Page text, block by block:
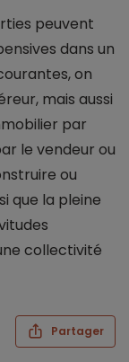
peuvent
dans un
on
mais aussi
par
le vendeur ou
ou
que la pleine
collectivité
Partager